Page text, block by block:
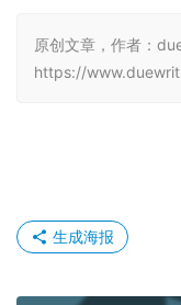
原创文章，作者：
https://
生成海报